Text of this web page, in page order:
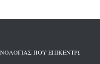
ΤΕΧΝΟΛΟΓΊΑΣ ΠΟΥ